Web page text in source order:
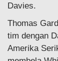
Davies.
Thomas
tim dengan
Amerika